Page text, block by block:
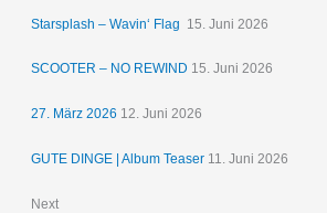
Starsplash – Wavin‘ Flag 15. Juni 2026
SCOOTER – NO REWIND 15. Juni 2026
27. März 2026 12. Juni 2026
GUTE DINGE | Album Teaser 11. Juni 2026
Next